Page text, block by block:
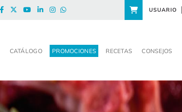
USUARIO
CATÁLOGO PROMOCIONES RECETAS CONSEJOS